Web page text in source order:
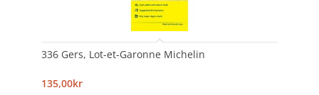
336 Gers, Lot-et-Garonne Michelin
135,00kr